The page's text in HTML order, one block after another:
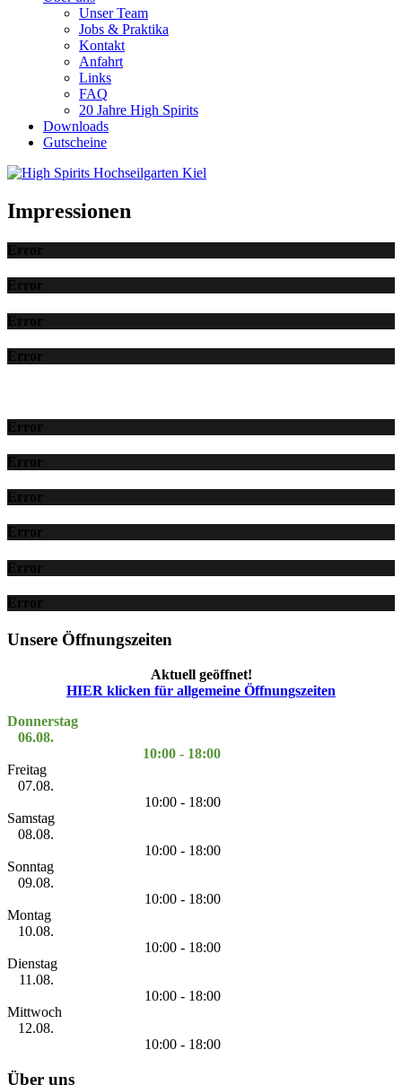
Unser Team
Jobs & Praktika
Kontakt
Anfahrt
Links
FAQ
20 Jahre High Spirits
Downloads
Gutscheine
Impressionen
Error
Error
Error
Error
Error
Error
Error
Error
Error
Error
Unsere Öffnungszeiten
Aktuell geöffnet!
HIER klicken für allgemeine Öffnungszeiten
Donnerstag
06.08.
10:00 - 18:00
Freitag
07.08.
10:00 - 18:00
Samstag
08.08.
10:00 - 18:00
Sonntag
09.08.
10:00 - 18:00
Montag
10.08.
10:00 - 18:00
Dienstag
11.08.
10:00 - 18:00
Mittwoch
12.08.
10:00 - 18:00
Über uns